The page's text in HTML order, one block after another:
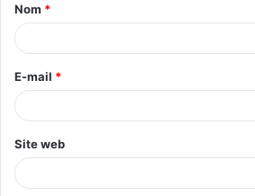
a
e
*
Nom *
E-mail *
Site web